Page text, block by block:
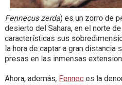
Fennecus zerda) es un zorro de
desierto del Sahara, en el norte
características sus
la hora de captar a gran distancia
presas en las inmensas
Ahora, además, Fennec es la